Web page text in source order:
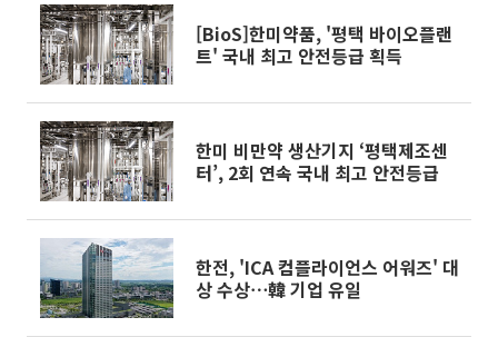
[BioS]한미약품, '평택 바이오플랜
트' 국내 최고 안전등급 획득
한미 비만약 생산기지 ‘평택제조센
터’, 2회 연속 국내 최고 안전등급
한전, 'ICA 컴플라이언스 어워즈' 대
상 수상⋯韓 기업 유일